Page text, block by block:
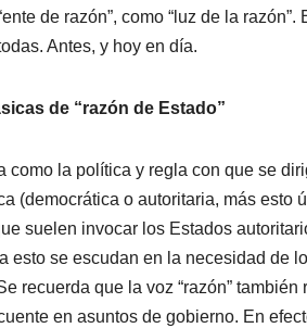
de razón”, como “luz de la
Antes, y hoy en día.
de “razón de Estado”
como la política y regla con que se
(democrática o autoritaria, más esto
suelen invocar los Estados
esto se escudan en la necesidad de
recuerda que la voz “razón” también
en asuntos de gobierno. En